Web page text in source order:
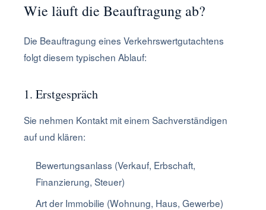
Wie läuft die Beauftragung ab?
Die Beauftragung eines Verkehrswertgutachtens
folgt diesem typischen Ablauf:
1. Erstgespräch
Sie nehmen Kontakt mit einem Sachverständigen
auf und klären:
Bewertungsanlass (Verkauf, Erbschaft,
Finanzierung, Steuer)
Art der Immobilie (Wohnung, Haus, Gewerbe)